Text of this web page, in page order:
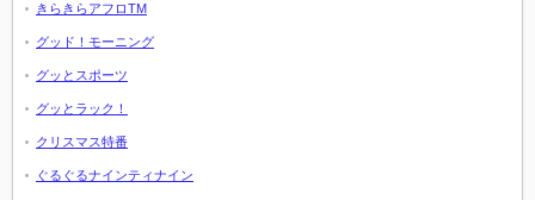
きらきらアフロTM
グッド！モーニング
グッとスポーツ
グッとラック！
クリスマス特番
ぐるぐるナインティナイン